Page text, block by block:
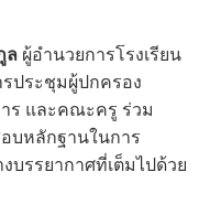
ล ผู้อำนวยการโรงเรียน
ประชุมผู้ปกครอง
ร และคณะครู ร่วม
บหลักฐานในการ
บรรยากาศที่เต็มไปด้วย